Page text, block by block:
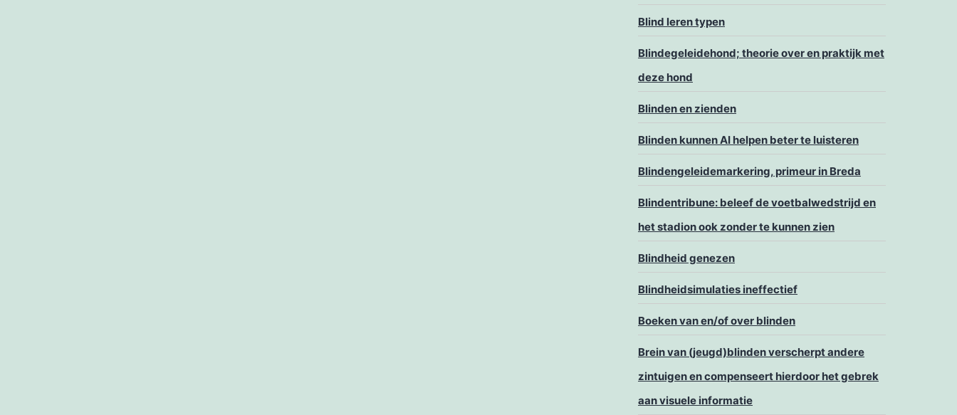
Blind leren typen
Blindegeleidehond; theorie over en praktijk met
deze hond
Blinden en zienden
Blinden kunnen AI helpen beter te luisteren
Blindengeleidemarkering, primeur in Breda
Blindentribune: beleef de voetbalwedstrijd en
het stadion ook zonder te kunnen zien
Blindheid genezen
Blindheidsimulaties ineffectief
Boeken van en/of over blinden
Brein van (jeugd)blinden verscherpt andere
zintuigen en compenseert hierdoor het gebrek
aan visuele informatie